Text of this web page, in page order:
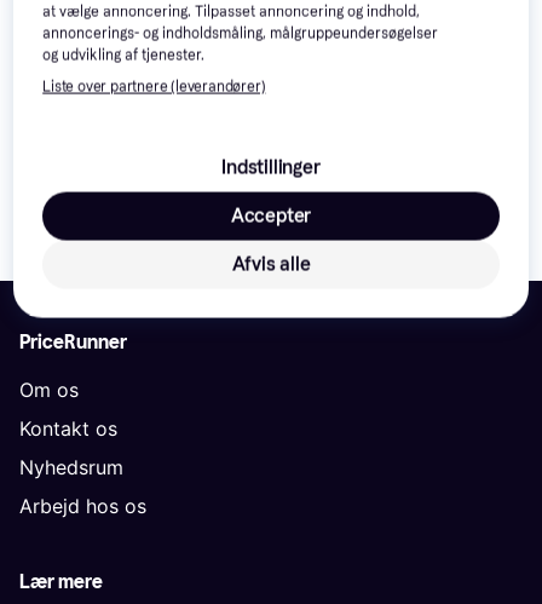
Satechi Rumtermostat med
PriceRunner
Om os
Kontakt os
Nyhedsrum
Arbejd hos os
Lær mere
at vælge annoncering. Tilpasset annoncering og indhold,
annoncerings- og indholdsmåling, målgruppeundersøgelser
og udvikling af tjenester.
Liste over partnere (leverandører)
Indstillinger
Afvis alle
Accepter